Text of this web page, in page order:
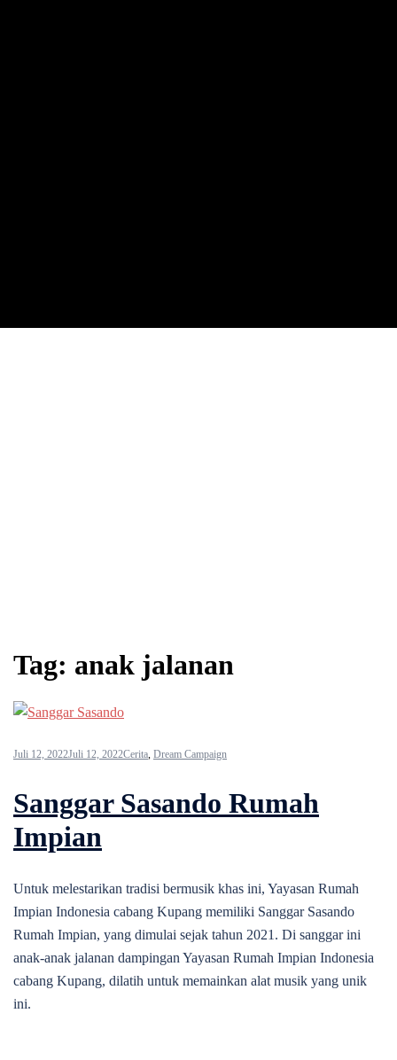
Tag: anak jalanan
Juli 12, 2022Juli 12, 2022Cerita Dream Campaign
Sanggar Sasando Rumah
Impian
Untuk melestarikan tradisi bermusik khas ini, Yayasan Rumah
Impian Indonesia cabang Kupang memiliki Sanggar Sasando
Rumah Impian, yang dimulai sejak tahun 2021. Di sanggar ini
anak-anak jalanan dampingan Yayasan Rumah Impian Indonesia
cabang Kupang, dilatih untuk memainkan alat musik yang unik
ini.